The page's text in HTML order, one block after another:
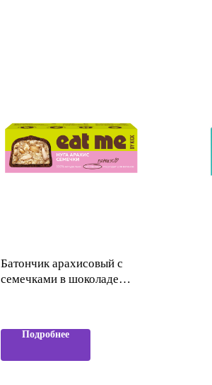
Батончик арахисовый с
семечками в шоколаде
Подробнее